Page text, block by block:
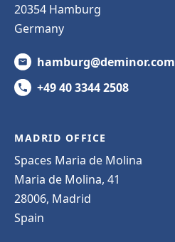
20354 Hamburg
Germany
hamburg@deminor.com
+49 40 3344 2508
MADRID OFFICE
Spaces Maria de Molina
Maria de Molina, 41
28006, Madrid
Spain